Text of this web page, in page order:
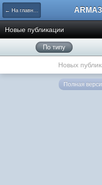
← На главную
Новые публикации
По типу
Новых
Полная